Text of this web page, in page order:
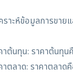
ราะห์ข้อมูลการขา
ต้นทุน: ราคาต้นทุน
ตลาด: ราคาตลาด